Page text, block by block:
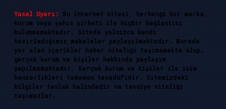
Yasal Uyarı:
Bu internet sitesi, herhangi bir marka,
kurum veya şahıs şirketi ile hiçbir bağlantısı
bulunmamaktadır. Sitede yalnızca kendi
hazırladığımız makaleler paylaşılmaktadır. Burada
yer alan içerikler haber niteliği taşımamakta olup,
gerçek kurum ve kişiler hakkında paylaşım
yapılmamaktadır. Gerçek kurum ve kişiler ile isim
benzerlikleri tamamen tesadüfidir. Sitemizdeki
bilgiler taslak halindedir ve tavsiye niteliği
taşımazlar.